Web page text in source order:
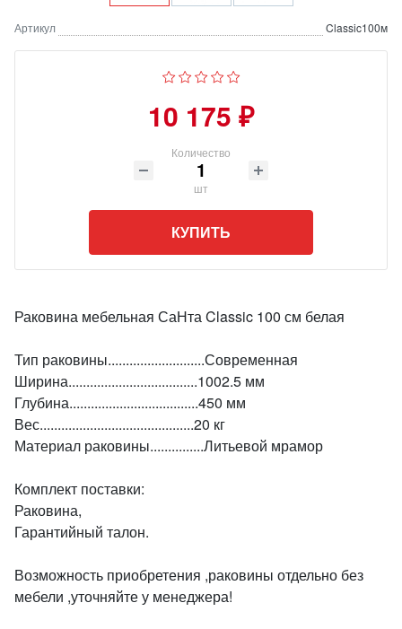
Артикул Classic100м
10 175 ₽
Количество
шт
КУПИТЬ
Раковина мебельная СаНта Classic 100 см белая
Тип раковины...........................Современная
Ширина....................................1002.5 мм
Глубина....................................450 мм
Вес...........................................20 кг
Материал раковины...............Литьевой мрамор
Комплект поставки:
Раковина,
Гарантийный талон.
Возможность приобретения ,раковины отдельно без
мебели ,уточняйте у менеджера!